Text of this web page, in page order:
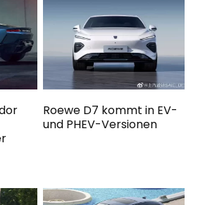
Roewe D7 kommt in EV-
und PHEV-Versionen